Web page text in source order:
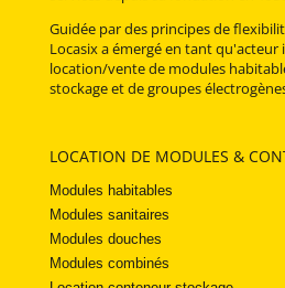
Guidée par des principes de
Locasix a émergé en tant
location/vente de modules
stockage et de groupes
LOCATION DE MODULES &
Modules habitables
Modules sanitaires
Modules douches
Modules combinés